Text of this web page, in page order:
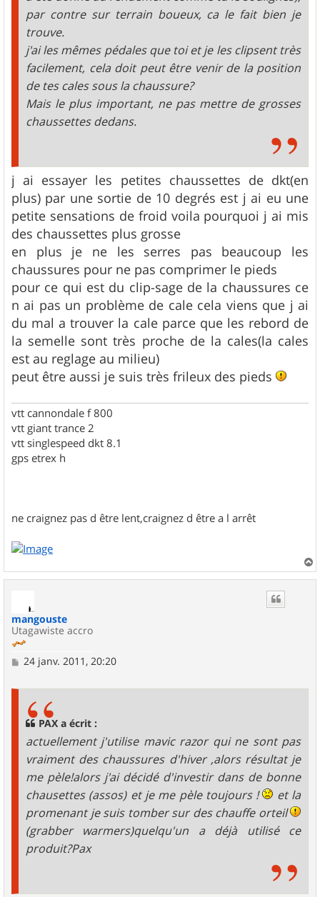
par contre sur terrain boueux, ca le fait bien je
trouve.
j'ai les mêmes pédales que toi et je les clipsent très
facilement, cela doit peut être venir de la position
de tes cales sous la chaussure?
Mais le plus important, ne pas mettre de grosses
chaussettes dedans.
j ai essayer les petites chaussettes de dkt(en
plus) par une sortie de 10 degrés est j ai eu une
petite sensations de froid voila pourquoi j ai mis
des chaussettes plus grosse
en plus je ne les serres pas beaucoup les
chaussures pour ne pas comprimer le pieds
pour ce qui est du clip-sage de la chaussures ce
n ai pas un problème de cale cela viens que j ai
du mal a trouver la cale parce que les rebord de
la semelle sont très proche de la cales(la cales
est au reglage au milieu)
peut être aussi je suis très frileux des pieds
vtt cannondale f 800
vtt giant trance 2
vtt singlespeed dkt 8.1
gps etrex h
ne craignez pas d être lent,craignez d être a l arrêt
a
mangouste
Utagawiste accro
M
24 janv. 2011, 20:20
PAX a écrit :
actuellement j'utilise mavic razor qui ne sont pas
vraiment des chaussures d'hiver ,alors résultat je
me pèle!alors j'ai décidé d'investir dans de bonne
chausettes (assos) et je me pèle toujours !
et la
promenant je suis tomber sur des chauffe orteil
(grabber warmers)quelqu'un a déjà utilisé ce
produit?Pax